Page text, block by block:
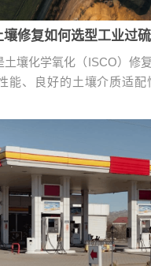
壤修复如何选型工业过硫
土壤化学氧化（ISCO）修
能、良好的土壤介质适配